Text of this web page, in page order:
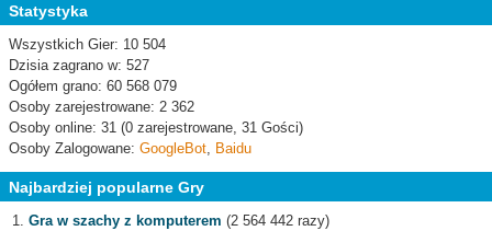
Statystyka
Wszystkich Gier: 10 504
Dzisia zagrano w: 527
Ogółem grano: 60 568 079
Osoby zarejestrowane: 2 362
Osoby online: 31 (0 zarejestrowane, 31 Gości)
Osoby Zalogowane: GoogleBot, Baidu
Najbardziej popularne Gry
Gra w szachy z komputerem (2 564 442 razy)